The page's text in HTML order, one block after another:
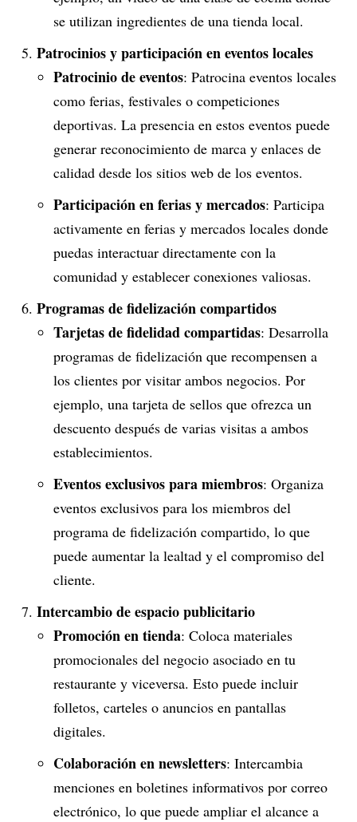
se utilizan ingredientes de una tienda local.
Patrocinios y participación en eventos locales
Patrocinio de eventos: Patrocina eventos locales
como ferias, festivales o competiciones
deportivas. La presencia en estos eventos puede
generar reconocimiento de marca y enlaces de
calidad desde los sitios web de los eventos.
Participación en ferias y mercados: Participa
activamente en ferias y mercados locales donde
puedas interactuar directamente con la
comunidad y establecer conexiones valiosas.
Programas de fidelización compartidos
Tarjetas de fidelidad compartidas: Desarrolla
programas de fidelización que recompensen a
los clientes por visitar ambos negocios. Por
ejemplo, una tarjeta de sellos que ofrezca un
descuento después de varias visitas a ambos
establecimientos.
Eventos exclusivos para miembros: Organiza
eventos exclusivos para los miembros del
programa de fidelización compartido, lo que
puede aumentar la lealtad y el compromiso del
cliente.
Intercambio de espacio publicitario
Promoción en tienda: Coloca materiales
promocionales del negocio asociado en tu
restaurante y viceversa. Esto puede incluir
folletos, carteles o anuncios en pantallas
digitales.
Colaboración en newsletters: Intercambia
menciones en boletines informativos por correo
electrónico, lo que puede ampliar el alcance a